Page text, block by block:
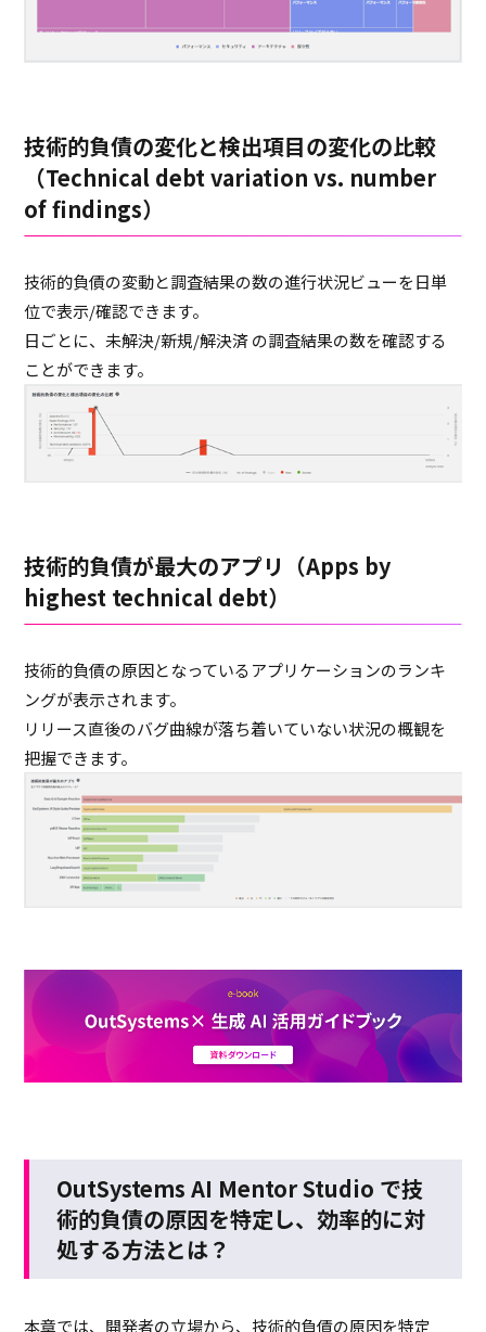
技術的負債の変化と検出項目の変化の比較
（Technical debt variation vs. number
of findings）
技術的負債の変動と調査結果の数の進行状況ビューを日単
位で表示/確認できます。
日ごとに、未解決/新規/解決済 の調査結果の数を確認する
ことができます。
技術的負債が最大のアプリ（Apps by
highest technical debt）
技術的負債の原因となっているアプリケーションのランキ
ングが表示されます。
リリース直後のバグ曲線が落ち着いていない状況の概観を
把握できます。
OutSystems AI Mentor Studio で技
術的負債の原因を特定し、効率的に対
処する方法とは？
本章では、開発者の立場から、技術的負債の原因を特定